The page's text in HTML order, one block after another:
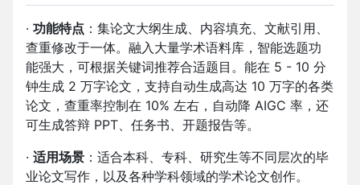
· 功能特点 ：集论文大纲生成、内容填充、文献引用、
查重修改于一体。融入大量学术语料库，智能选题功
能强大，可根据关键词推荐合适题目。能在 5 - 10 分
钟生成 2 万字论文，支持自动生成高达 10 万字的各类
论文，查重率控制在 10% 左右，自动降 AIGC 率，还
可生成答辩 PPT、任务书、开题报告等。
· 适用场景 ：适合本科、专科、研究生等不同层次的毕
业论文写作，以及各种学科领域的学术论文创作。